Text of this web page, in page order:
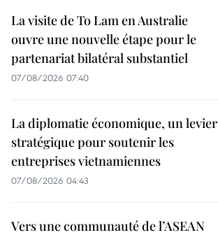
La visite de To Lam en Australie
ouvre une nouvelle étape pour le
partenariat bilatéral substantiel
07/08/2026 07:40
La diplomatie économique, un levier
stratégique pour soutenir les
entreprises vietnamiennes
07/08/2026 04:43
Vers une communauté de l’ASEAN